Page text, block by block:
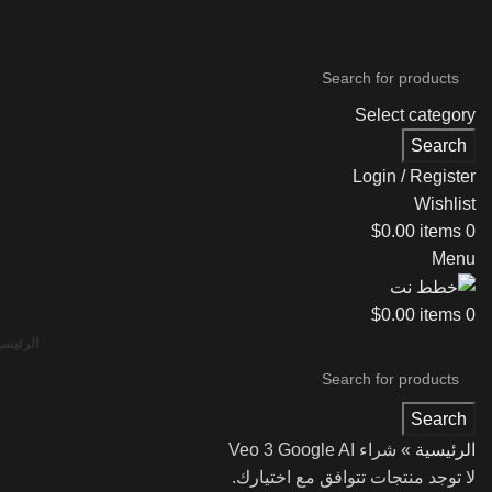
Select category
Search
Login / Register
Wishlist
0
items
$0.00
Menu
0
items
$0.00
Search
الرئيسية » شراء Veo 3 Google AI
لا توجد منتجات تتوافق مع اختيارك.